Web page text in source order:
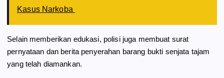
Kasus Narkoba
Selain memberikan edukasi, polisi juga membuat surat
pernyataan dan berita penyerahan barang bukti senjata tajam
yang telah diamankan.